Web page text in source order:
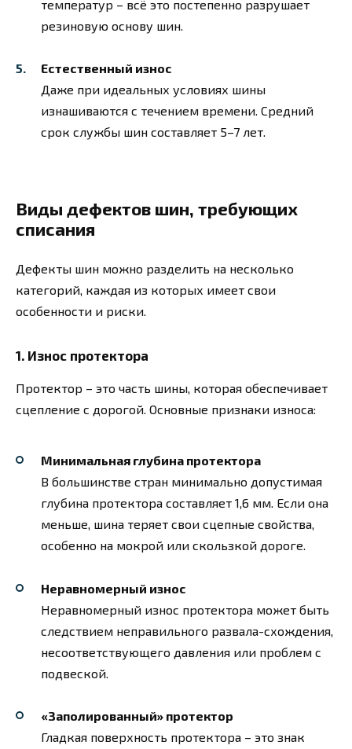
температур – всё это постепенно разрушает
резиновую основу шин.
Естественный износ
Даже при идеальных условиях шины
изнашиваются с течением времени. Средний
срок службы шин составляет 5–7 лет.
Виды дефектов шин, требующих
списания
Дефекты шин можно разделить на несколько
категорий, каждая из которых имеет свои
особенности и риски.
1. Износ протектора
Протектор – это часть шины, которая обеспечивает
сцепление с дорогой. Основные признаки износа:
Минимальная глубина протектора
В большинстве стран минимально допустимая
глубина протектора составляет 1,6 мм. Если она
меньше, шина теряет свои сцепные свойства,
особенно на мокрой или скользкой дороге.
Неравномерный износ
Неравномерный износ протектора может быть
следствием неправильного развала-схождения,
несоответствующего давления или проблем с
подвеской.
«Заполированный» протектор
Гладкая поверхность протектора – это знак